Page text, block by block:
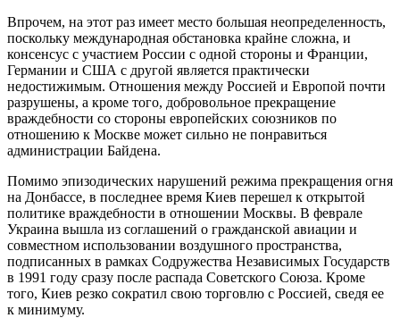
Впрочем, на этот раз имеет место большая неопределенность,
поскольку международная обстановка крайне сложна, и
консенсус с участием России с одной стороны и Франции,
Германии и США с другой является практически
недостижимым. Отношения между Россией и Европой почти
разрушены, а кроме того, добровольное прекращение
враждебности со стороны европейских союзников по
отношению к Москве может сильно не понравиться
администрации Байдена.
Помимо эпизодических нарушений режима прекращения огня
на Донбассе, в последнее время Киев перешел к открытой
политике враждебности в отношении Москвы. В феврале
Украина вышла из соглашений о гражданской авиации и
совместном использовании воздушного пространства,
подписанных в рамках Содружества Независимых Государств
в 1991 году сразу после распада Советского Союза. Кроме
того, Киев резко сократил свою торговлю с Россией, сведя ее
к минимуму.